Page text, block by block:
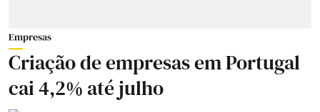
Empresas
Criação de empresas em Portugal
cai 4,2% até julho